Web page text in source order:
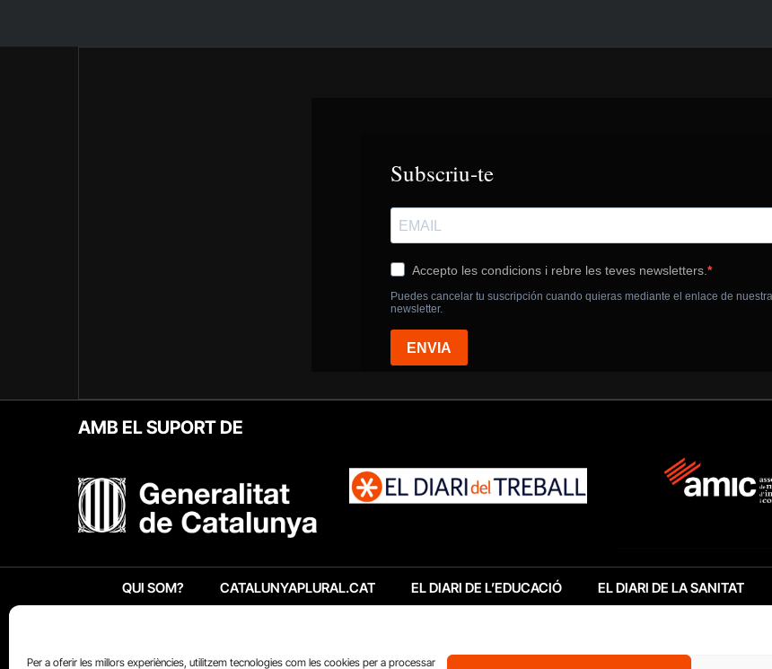
Per a oferir les millors experiències, utilitzem tecnologies com les cookies per a processar
AMB EL SUPORT DE
QUI SOM? CATALUNYAPLURAL.CAT EL DIARI DE L’EDUCACIÓ EL DIARI DE LA SANITAT